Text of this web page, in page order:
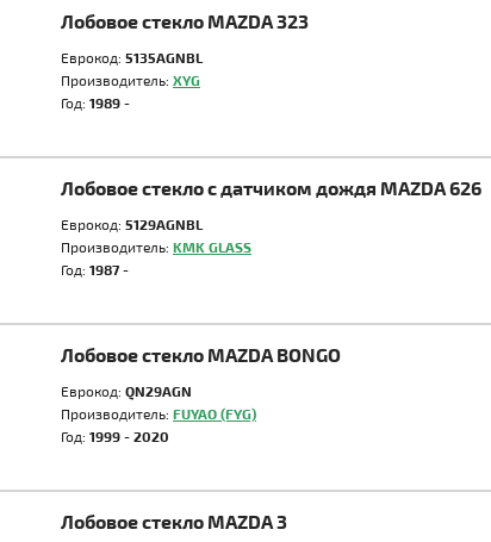
Лобовое стекло MAZDA 323
Еврокод: 5135AGNBL
Производитель: XYG
Год: 1989 -
Лобовое стекло с датчиком дождя MAZDA 626
Еврокод: 5129AGNBL
Производитель: KMK GLASS
Год: 1987 -
Лобовое стекло MAZDA BONGO
Еврокод: QN29AGN
Производитель: FUYAO (FYG)
Год: 1999 - 2020
Лобовое стекло MAZDA 3